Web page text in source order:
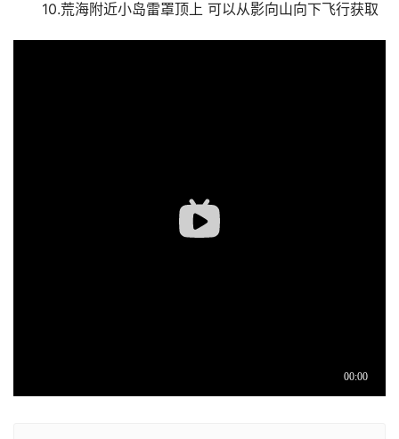
10.荒海附近小岛雷罩顶上 可以从影向山向下飞行获取